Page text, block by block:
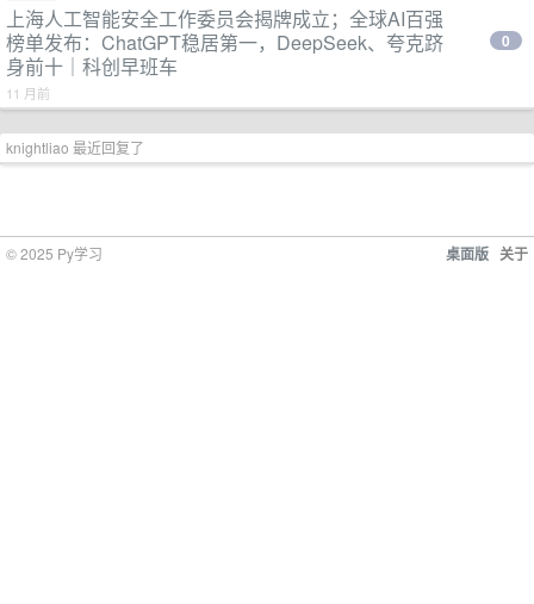
上海人工智能安全工作委员会揭牌成立；全球AI百强
榜单发布：ChatGPT稳居第一，DeepSeek、夸克跻
身前十｜科创早班车
11 月前
0
knightliao 最近回复了
桌面版 关于
© 2025 Py学习